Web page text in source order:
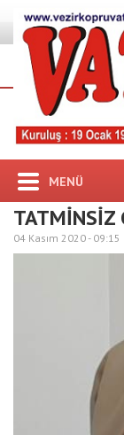
MENÜ
TATMİNSİZ
04 Kasım 2020 - 09:15